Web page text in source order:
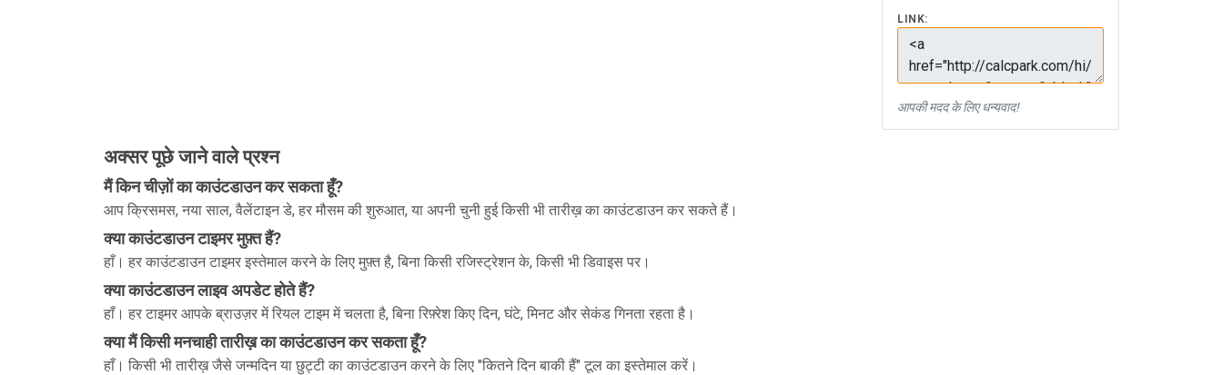
LINK:
आपकी मदद के लिए धन्यवाद!
अक्सर पूछे जाने वाले प्रश्न
मैं किन चीज़ों का काउंटडाउन कर सकता हूँ?
आप क्रिसमस, नया साल, वैलेंटाइन डे, हर मौसम की शुरुआत, या अपनी चुनी हुई किसी भी तारीख़ का काउंटडाउन कर सकते हैं।
क्या काउंटडाउन टाइमर मुफ़्त हैं?
हाँ। हर काउंटडाउन टाइमर इस्तेमाल करने के लिए मुफ़्त है, बिना किसी रजिस्ट्रेशन के, किसी भी डिवाइस पर।
क्या काउंटडाउन लाइव अपडेट होते हैं?
हाँ। हर टाइमर आपके ब्राउज़र में रियल टाइम में चलता है, बिना रिफ़्रेश किए दिन, घंटे, मिनट और सेकंड गिनता रहता है।
क्या मैं किसी मनचाही तारीख़ का काउंटडाउन कर सकता हूँ?
हाँ। किसी भी तारीख़ जैसे जन्मदिन या छुट्टी का काउंटडाउन करने के लिए "कितने दिन बाकी हैं" टूल का इस्तेमाल करें।